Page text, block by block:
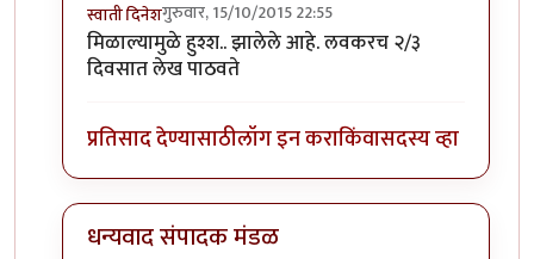
स्वाती दिनेशगुरुवार, 15/10/2015 22:55
In reply toमुदतवाढbyसंपादक मंडळ
मिळाल्यामुळे हुश्श.. झालेले आहे. लवकरच २/३
दिवसात लेख पाठवते
प्रतिसाद देण्यासाठीलॉग इन कराकिंवासदस्य व्हा
धन्यवाद संपादक मंडळ